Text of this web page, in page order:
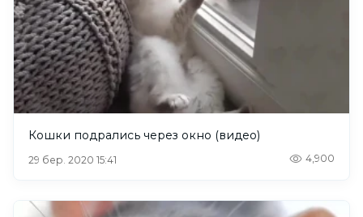
Кошки подрались через окно (видео)
29 бер. 2020 15:41 4,900